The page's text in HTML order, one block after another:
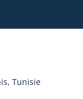
Tunisie